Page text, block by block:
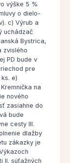
výške 5 %
o dielo-
c) Výrub a
uchádzač
Bystrica,
zvislého
PD bude v
pre
e)
na
nového
zasiahne do
bude
cesty III.
dlažby
zákazky je
II. súťažných